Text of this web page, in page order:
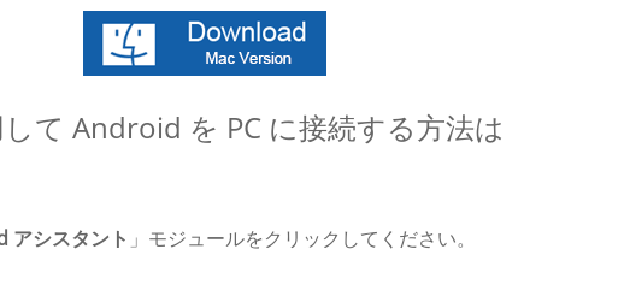
て Android を PC に接続する方法は
アシスタント 」モジュールをクリックしてください。